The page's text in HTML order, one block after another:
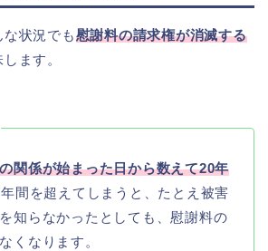
状況でも慰謝料の請求権が消滅する
ます。
関係が始まった日から数えて20年
間を超えてしまうと、たとえ被害
知らなかったとしても、慰謝料の
くなります。